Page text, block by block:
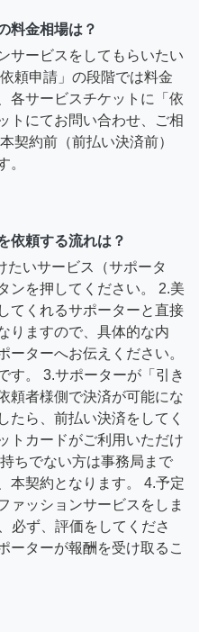
料金相場は？
サービスをしてもらいたい
頼申請」の段階では料金
各サービスチケットに「依
トにてお問い合わせ、ご相
契約前（前払い決済前）
。
依頼する流れは？
たいサービス（サポータ
ンを押してください。 2.美
てくれるサポーターと直接
りますので、具体的な内
ーターへお伝えください。
す。 3.サポーターが「引き
頼者様側で決済が可能にな
たら、前払い決済をしてく
トカードがご利用いただけ
ちでない方は事務局まで
本契約となります。 4.予定
ァッションサービスをしま
必ず、評価をしてくださ
ーターが報酬を受け取るこ